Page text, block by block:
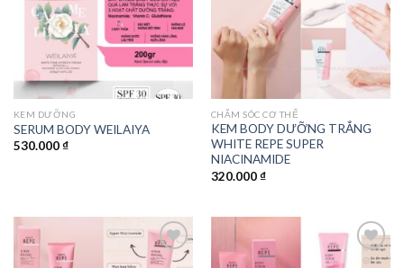
KEM DƯỠNG
SERUM BODY WEILAIYA
530.000₫
CHĂM SÓC CƠ THỂ
KEM BODY DƯỠNG TRẮNG
WHITE REPE SUPER
NIACINAMIDE
320.000₫